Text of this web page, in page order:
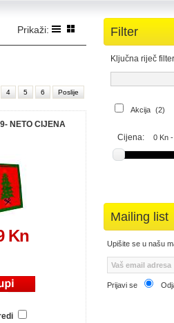
Prikaži:
4 5 6 Poslije
NETO CIJENA
Kn
Filter
Ključna riječ
Akcija (2)
Cijena: 0 Kn
Mailing list
Upišite se u našu
Prijavi se